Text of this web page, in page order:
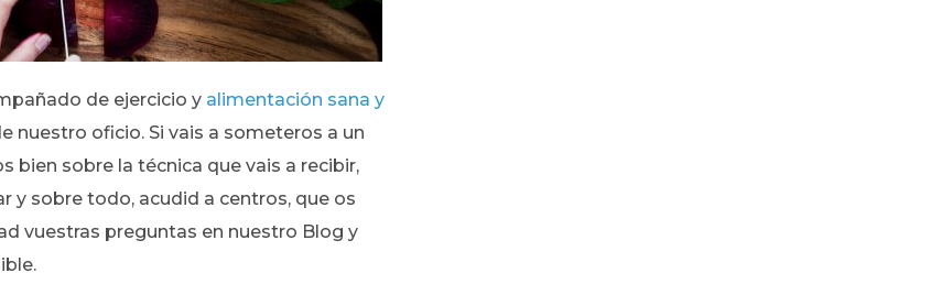
de ejercicio y alimentación sana y
nuestro oficio. Si vais a someteros a un
bien sobre la técnica que vais a recibir,
y sobre todo, acudid a centros, que os
vuestras preguntas en nuestro Blog y